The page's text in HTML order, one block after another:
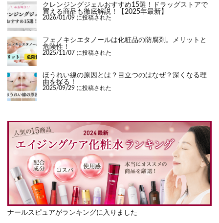
クレンジングジェルおすすめ15選！ドラッグストアで
買える商品も徹底解説！【2025年最新】
2026/01/09 に投稿された
フェノキシエタノールは化粧品の防腐剤。メリットと
危険性！
2025/11/07 に投稿された
ほうれい線の原因とは？目立つのはなぜ？深くなる理
由を探る！
2025/09/29 に投稿された
ナールスピュアがランキングに入りました